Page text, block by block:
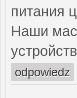
питания
Наши
odpowiedz